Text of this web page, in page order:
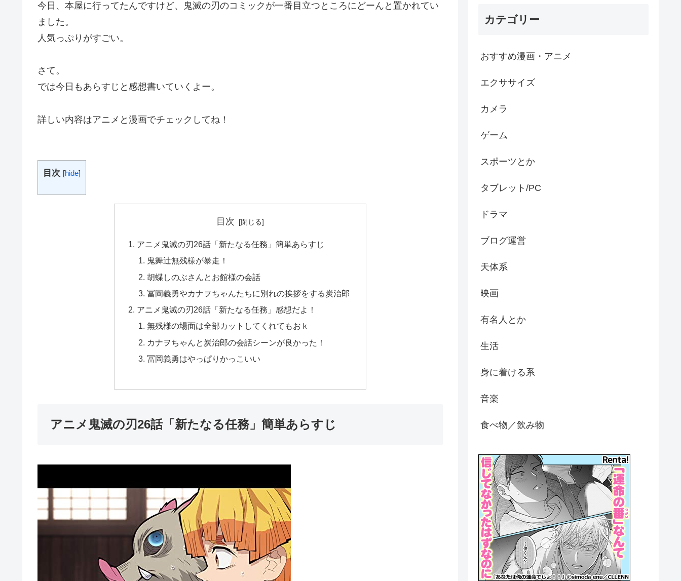
今日、本屋に行ってたんですけど、鬼滅の刃のコミックが一番目立つところにどーんと置かれてい
ました。
人気っぷりがすごい。
さて。
では今日もあらすじと感想書いていくよー。
詳しい内容はアニメと漫画でチェックしてね！
目次 [hide]
目次
アニメ鬼滅の刃26話「新たなる任務」簡単あらすじ
鬼舞辻無残様が暴走！
胡蝶しのぶさんとお館様の会話
冨岡義勇やカナヲちゃんたちに別れの挨拶をする炭治郎
アニメ鬼滅の刃26話「新たなる任務」感想だよ！
無残様の場面は全部カットしてくれてもおｋ
カナヲちゃんと炭治郎の会話シーンが良かった！
冨岡義勇はやっぱりかっこいい
アニメ鬼滅の刃26話「新たなる任務」簡単あらすじ
カテゴリー
おすすめ漫画・アニメ
エクササイズ
カメラ
ゲーム
スポーツとか
タブレット/PC
ドラマ
ブログ運営
天体系
映画
有名人とか
生活
身に着ける系
音楽
食べ物／飲み物